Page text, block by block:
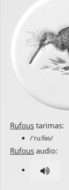
Rufous tarimas:
/'ru:fəs/
Rufous audio: